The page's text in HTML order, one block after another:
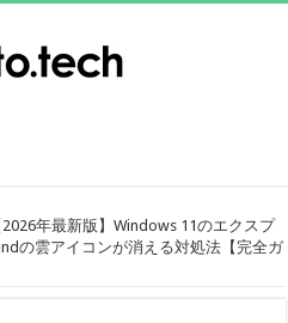
2026年最新版】Windows 11のエクスプ
の雲アイコンが消える対処法【完全ガ